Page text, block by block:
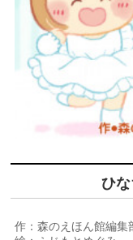
ひ
作：森のえほん館編集